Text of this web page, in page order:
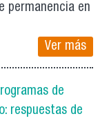
permanencia en
Ver más
de
respuestas de